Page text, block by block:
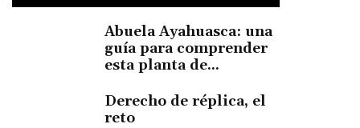
Abuela Ayahuasca: una
guía para comprender
esta planta de...
Derecho de réplica, el
reto